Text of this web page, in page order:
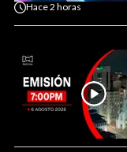
Hace2 horas